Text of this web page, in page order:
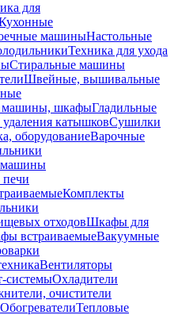
для
машиныНастольные
Техника для ухода
Стиральные машины
Швейные, вышивальные
шкафыГладильные
катышковСушилки
оборудованиеВарочные
машины
Комплекты
отходовШкафы для
встраиваемыеВакуумные
Вентиляторы
системыОхладители
очистители
ОбогревателиТепловые